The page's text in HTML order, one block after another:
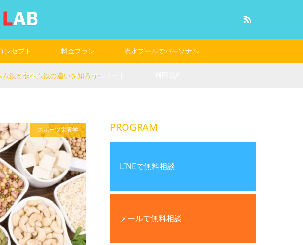
ンセプト 料金プラン 流水プールでパーソナル
ブログ パーソナルノート
鉄と非ヘム鉄の違いを知ろう~
スポーツ栄養学 PROGRAM
LINEで無料相談
メールで無料相談